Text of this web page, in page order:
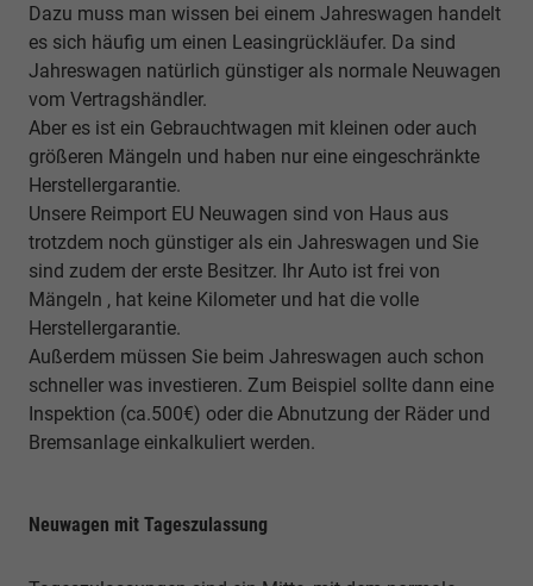
Dazu muss man wissen bei einem Jahreswagen handelt
es sich häufig um einen Leasingrückläufer. Da sind
Jahreswagen natürlich günstiger als normale Neuwagen
vom Vertragshändler.
Aber es ist ein Gebrauchtwagen mit kleinen oder auch
größeren Mängeln und haben nur eine eingeschränkte
Herstellergarantie.
Unsere Reimport EU Neuwagen sind von Haus aus
trotzdem noch günstiger als ein Jahreswagen und Sie
sind zudem der erste Besitzer. Ihr Auto ist frei von
Mängeln , hat keine Kilometer und hat die volle
Herstellergarantie.
Außerdem müssen Sie beim Jahreswagen auch schon
schneller was investieren. Zum Beispiel sollte dann eine
Inspektion (ca.500€) oder die Abnutzung der Räder und
Bremsanlage einkalkuliert werden.
Neuwagen mit Tageszulassung